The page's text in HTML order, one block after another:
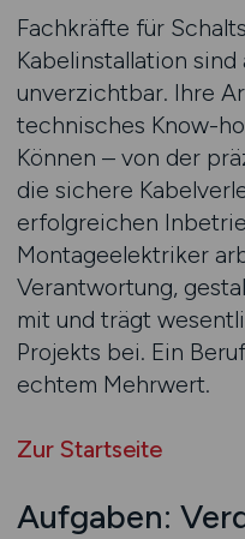
Fachkräfte für
Kabelinstallation
unverzichtbar. Ihre
technisches Know-
Können – von der
die sichere
erfolgreichen
Montageelektriker
Verantwortung,
mit und trägt
Projekts bei. Ein
echtem Mehrwert.
Zur Startseite
Aufgaben: